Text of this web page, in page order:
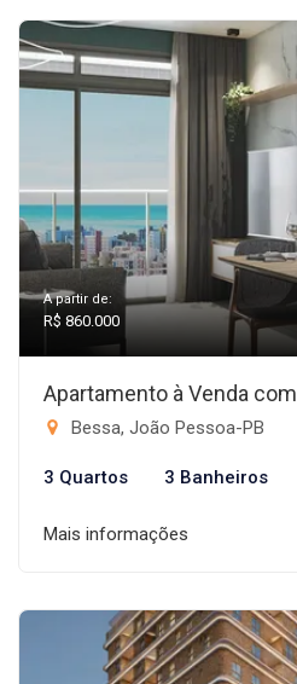
A partir de:
R$ 860.000
Apartamento à Venda
Bessa, João Pessoa-PB
3 Quartos 3 Banheiros
Mais informações